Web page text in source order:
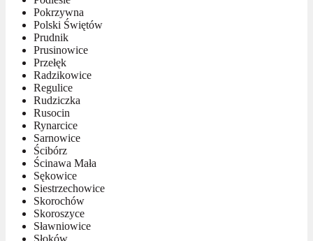
Pokrzywna
Polski Świętów
Prudnik
Prusinowice
Przełęk
Radzikowice
Regulice
Rudziczka
Rusocin
Rynarcice
Sarnowice
Ścibórz
Ścinawa Mała
Sękowice
Siestrzechowice
Skorochów
Skoroszyce
Sławniowice
Słoków